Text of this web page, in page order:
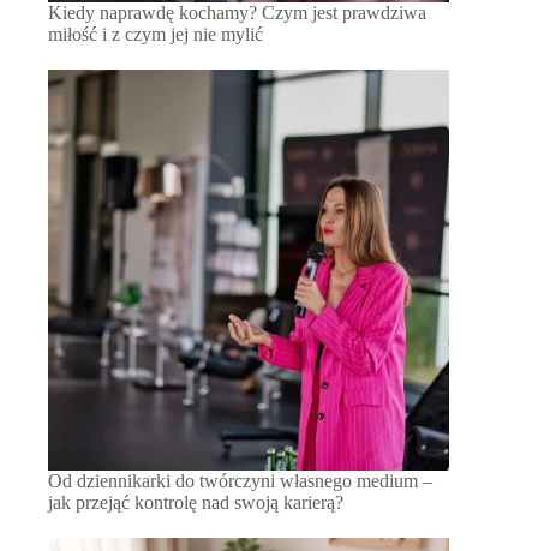
Kiedy naprawdę kochamy? Czym jest prawdziwa
miłość i z czym jej nie mylić
Od dziennikarki do twórczyni własnego medium –
jak przejąć kontrolę nad swoją karierą?